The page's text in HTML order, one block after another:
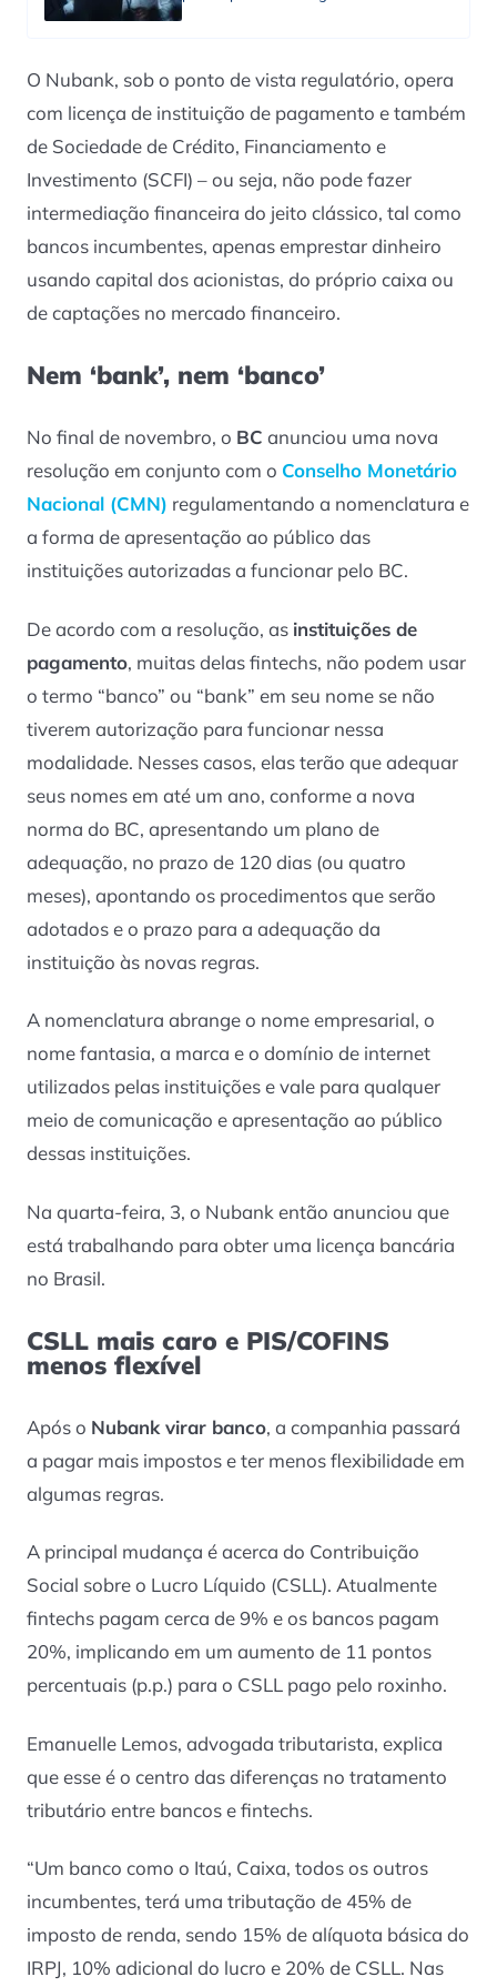
O Nubank, sob o ponto de vista regulatório, opera
com licença de instituição de pagamento e também
de Sociedade de Crédito, Financiamento e
Investimento (SCFI) – ou seja, não pode fazer
intermediação financeira do jeito clássico, tal como
bancos incumbentes, apenas emprestar dinheiro
usando capital dos acionistas, do próprio caixa ou
de captações no mercado financeiro.
Nem ‘bank’, nem ‘banco’
No final de novembro, o BC anunciou uma nova
resolução em conjunto com o Conselho Monetário
Nacional (CMN) regulamentando a nomenclatura e
a forma de apresentação ao público das
instituições autorizadas a funcionar pelo BC.
De acordo com a resolução, as instituições de
pagamento, muitas delas fintechs, não podem usar
o termo “banco” ou “bank” em seu nome se não
tiverem autorização para funcionar nessa
modalidade. Nesses casos, elas terão que adequar
seus nomes em até um ano, conforme a nova
norma do BC, apresentando um plano de
adequação, no prazo de 120 dias (ou quatro
meses), apontando os procedimentos que serão
adotados e o prazo para a adequação da
instituição às novas regras.
A nomenclatura abrange o nome empresarial, o
nome fantasia, a marca e o domínio de internet
utilizados pelas instituições e vale para qualquer
meio de comunicação e apresentação ao público
dessas instituições.
Na quarta-feira, 3, o Nubank então anunciou que
está trabalhando para obter uma licença bancária
no Brasil.
CSLL mais caro e PIS/COFINS
menos flexível
Após o Nubank virar banco, a companhia passará
a pagar mais impostos e ter menos flexibilidade em
algumas regras.
A principal mudança é acerca do Contribuição
Social sobre o Lucro Líquido (CSLL). Atualmente
fintechs pagam cerca de 9% e os bancos pagam
20%, implicando em um aumento de 11 pontos
percentuais (p.p.) para o CSLL pago pelo roxinho.
Emanuelle Lemos, advogada tributarista, explica
que esse é o centro das diferenças no tratamento
tributário entre bancos e fintechs.
“Um banco como o Itaú, Caixa, todos os outros
incumbentes, terá uma tributação de 45% de
imposto de renda, sendo 15% de alíquota básica do
IRPJ, 10% adicional do lucro e 20% de CSLL. Nas